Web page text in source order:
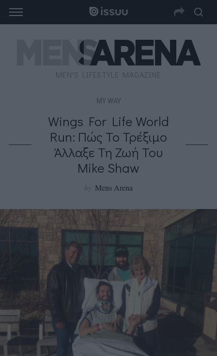
MEN'S LIFESTYLE MAGAZINE
MY WAY
Wings For Life World
Run: Πώς Το Τρέξιμο
Άλλαξε Τη Ζωή Του
Mike Shaw
by Mens Arena